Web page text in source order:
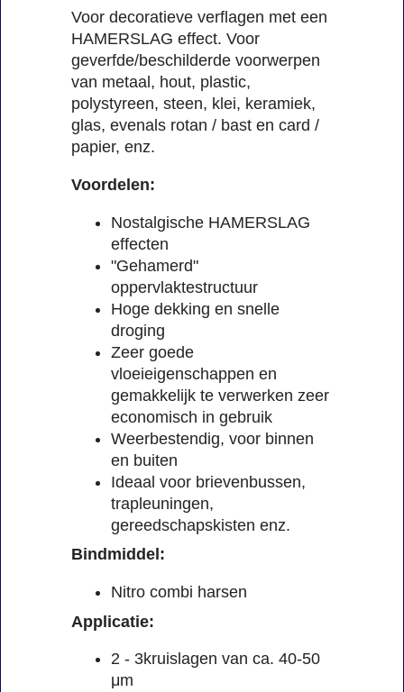
Voor decoratieve verflagen met een
HAMERSLAG effect. Voor
geverfde/beschilderde voorwerpen
van metaal, hout, plastic,
polystyreen, steen, klei, keramiek,
glas, evenals rotan / bast en card /
papier, enz.
Voordelen:
Nostalgische HAMERSLAG
effecten
"Gehamerd"
oppervlaktestructuur
Hoge dekking en snelle
droging
Zeer goede
vloeieigenschappen en
gemakkelijk te verwerken zeer
economisch in gebruik
Weerbestendig, voor binnen
en buiten
Ideaal voor brievenbussen,
trapleuningen,
gereedschapskisten enz.
Bindmiddel:
Nitro combi harsen
Applicatie:
2 - 3kruislagen van ca. 40-50
μm